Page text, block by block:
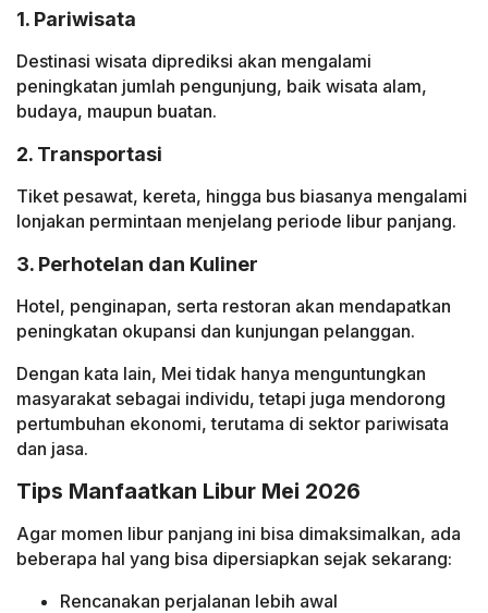
1. Pariwisata
Destinasi wisata diprediksi akan mengalami
peningkatan jumlah pengunjung, baik wisata alam,
budaya, maupun buatan.
2. Transportasi
Tiket pesawat, kereta, hingga bus biasanya mengalami
lonjakan permintaan menjelang periode libur panjang.
3. Perhotelan dan Kuliner
Hotel, penginapan, serta restoran akan mendapatkan
peningkatan okupansi dan kunjungan pelanggan.
Dengan kata lain, Mei tidak hanya menguntungkan
masyarakat sebagai individu, tetapi juga mendorong
pertumbuhan ekonomi, terutama di sektor pariwisata
dan jasa.
Tips Manfaatkan Libur Mei 2026
Agar momen libur panjang ini bisa dimaksimalkan, ada
beberapa hal yang bisa dipersiapkan sejak sekarang:
Rencanakan perjalanan lebih awal